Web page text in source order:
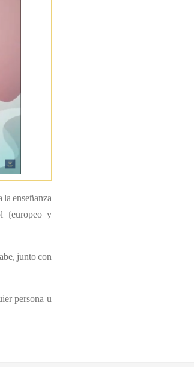
enseñanza
(europeo y
junto con
persona u